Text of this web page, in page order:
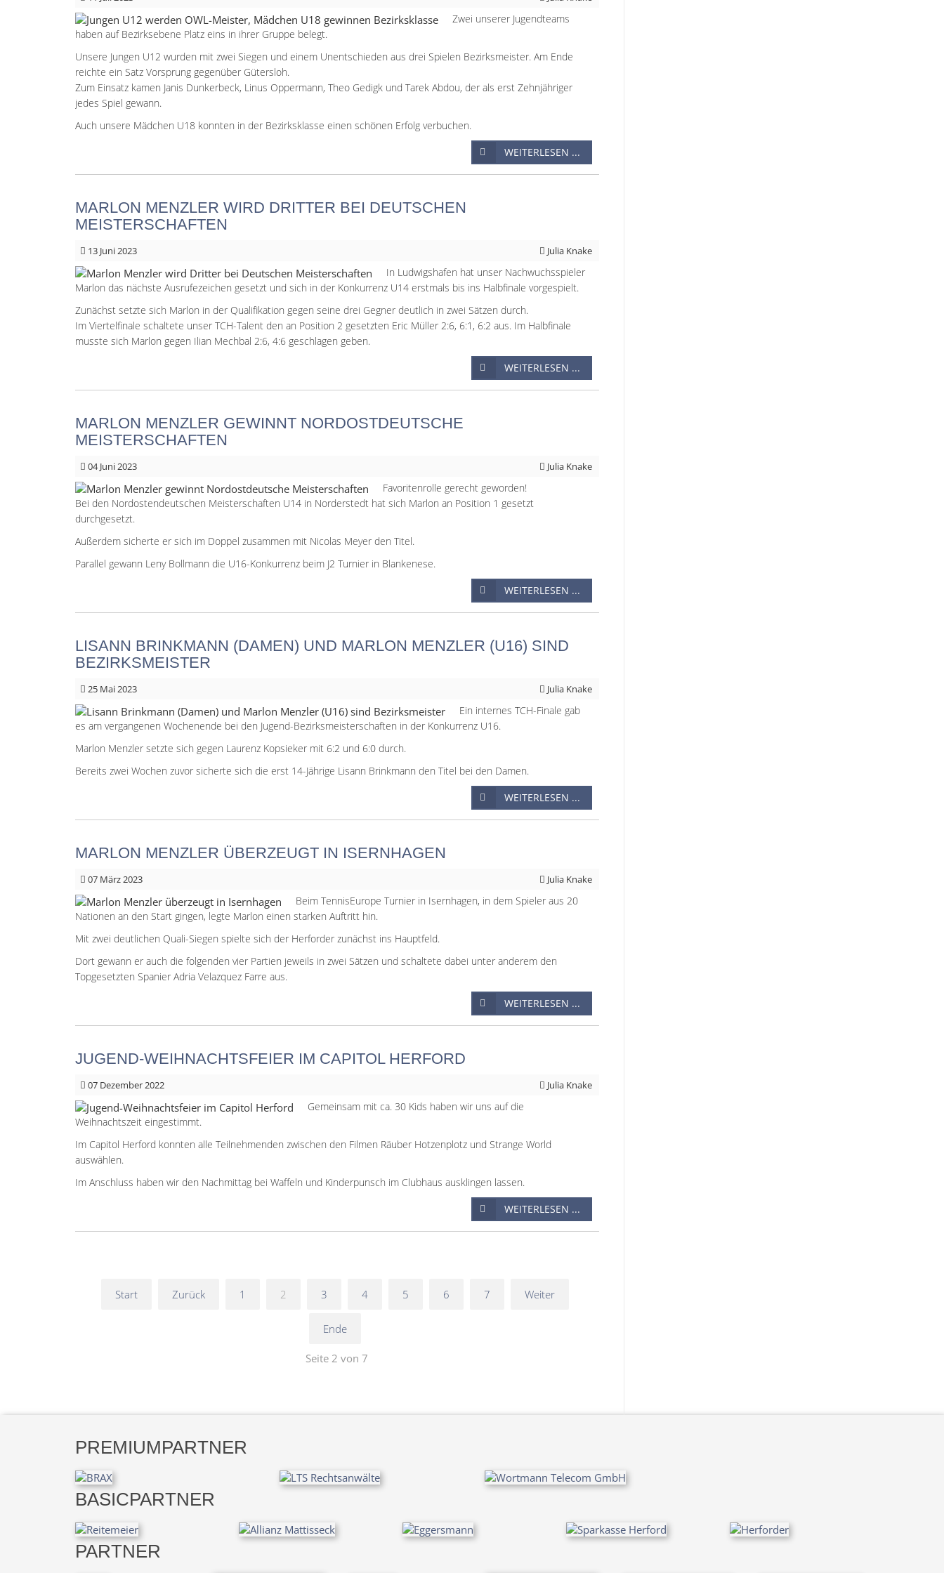
Zwei unserer Jugendteams
haben auf Bezirksebene Platz eins in ihrer Gruppe belegt.
Unsere Jungen U12 wurden mit zwei Siegen und einem Unentschieden aus drei Spielen Bezirksmeister. Am Ende
reichte ein Satz Vorsprung gegenüber Gütersloh.
Zum Einsatz kamen Janis Dunkerbeck, Linus Oppermann, Theo Gedigk und Tarek Abdou, der als erst Zehnjähriger
jedes Spiel gewann.
Auch unsere Mädchen U18 konnten in der Bezirksklasse einen schönen Erfolg verbuchen.
WEITERLESEN ...
MARLON MENZLER WIRD DRITTER BEI DEUTSCHEN
MEISTERSCHAFTEN
13 Juni 2023 Julia Knake
In Ludwigshafen hat unser Nachwuchsspieler
Marlon das nächste Ausrufezeichen gesetzt und sich in der Konkurrenz U14 erstmals bis ins Halbfinale vorgespielt.
Zunächst setzte sich Marlon in der Qualifikation gegen seine drei Gegner deutlich in zwei Sätzen durch.
Im Viertelfinale schaltete unser TCH-Talent den an Position 2 gesetzten Eric Müller 2:6, 6:1, 6:2 aus. Im Halbfinale
musste sich Marlon gegen Ilian Mechbal 2:6, 4:6 geschlagen geben.
WEITERLESEN ...
MARLON MENZLER GEWINNT NORDOSTDEUTSCHE
MEISTERSCHAFTEN
04 Juni 2023 Julia Knake
Favoritenrolle gerecht geworden!
Bei den Nordostendeutschen Meisterschaften U14 in Norderstedt hat sich Marlon an Position 1 gesetzt
durchgesetzt.
Außerdem sicherte er sich im Doppel zusammen mit Nicolas Meyer den Titel.
Parallel gewann Leny Bollmann die U16-Konkurrenz beim J2 Turnier in Blankenese.
WEITERLESEN ...
LISANN BRINKMANN (DAMEN) UND MARLON MENZLER (U16) SIND
BEZIRKSMEISTER
25 Mai 2023 Julia Knake
Ein internes TCH-Finale gab
es am vergangenen Wochenende bei den Jugend-Bezirksmeisterschaften in der Konkurrenz U16.
Marlon Menzler setzte sich gegen Laurenz Kopsieker mit 6:2 und 6:0 durch.
Bereits zwei Wochen zuvor sicherte sich die erst 14-Jährige Lisann Brinkmann den Titel bei den Damen.
WEITERLESEN ...
MARLON MENZLER ÜBERZEUGT IN ISERNHAGEN
07 März 2023 Julia Knake
Beim TennisEurope Turnier in Isernhagen, in dem Spieler aus 20
Nationen an den Start gingen, legte Marlon einen starken Auftritt hin.
Mit zwei deutlichen Quali-Siegen spielte sich der Herforder zunächst ins Hauptfeld.
Dort gewann er auch die folgenden vier Partien jeweils in zwei Sätzen und schaltete dabei unter anderem den
Topgesetzten Spanier Adria Velazquez Farre aus.
WEITERLESEN ...
JUGEND-WEIHNACHTSFEIER IM CAPITOL HERFORD
07 Dezember 2022 Julia Knake
Gemeinsam mit ca. 30 Kids haben wir uns auf die
Weihnachtszeit eingestimmt.
Im Capitol Herford konnten alle Teilnehmenden zwischen den Filmen Räuber Hotzenplotz und Strange World
auswählen.
Im Anschluss haben wir den Nachmittag bei Waffeln und Kinderpunsch im Clubhaus ausklingen lassen.
WEITERLESEN ...
Start Zurück 1 2 3 4 5 6 7 Weiter
Ende
Seite 2 von 7
PREMIUMPARTNER
BASICPARTNER
PARTNER